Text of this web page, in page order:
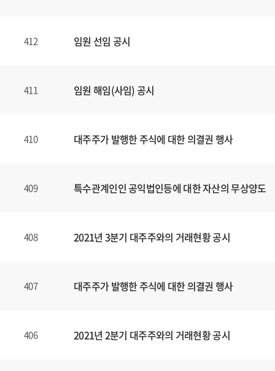
412 임원 선임 공시
411 임원 해임(사임) 공시
410 대주주가 발행한 주식에 대한 의결권 행사
409 특수관계인인 공익법인등에 대한 자산의 무상양도
408 2021년 3분기 대주주와의 거래현황 공시
407 대주주가 발행한 주식에 대한 의결권 행사
406 2021년 2분기 대주주와의 거래현황 공시